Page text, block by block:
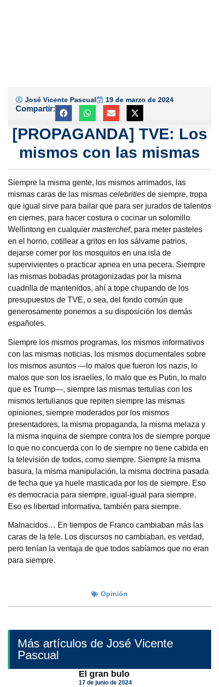
José Vicente Pascual 19 de marzo de 2024
Compartir:
[PROPAGANDA] TVE: Los
mismos con las mismas
Siempre la misma gente, los mismos arrimados, las
mismas caras de las mismas celebrities de siempre, tropa
que igual sirve para bailar que para ser jurados de talentos
en ciernes, para hacer costura o cocinar un solomillo
Wellintong en cualquier masterchef, para meter pasteles
en el horno, cotillear a gritos en los sálvame patrios,
dejarse comer por los mosquitos en una isla de
supervivientes o practicar apnea en una pecera. Siempre
las mismas bobadas protagonizadas por la misma
cuadrilla de mantenidos, ahí a tope chupando de los
presupuestos de TVE, o sea, del fondo común que
generosamente ponemos a su disposición los demás
españoles.
Siempre los mismos programas, los mismos informativos
con las mismas noticias, los mismos documentales sobre
los mismos asuntos —lo malos que fueron los nazis, lo
malos que son los israelíes, lo malo que es Putin, lo malo
que es Trump—, siempre las mismas tertulias con los
mismos tertulianos que repiten siempre las mismas
opiniones, siempre moderados por los mismos
presentadores, la misma propaganda, la misma melaza y
la misma inquina de siempre contra los de siempre porque
lo que no concuerda con lo de siempre no tiene cabida en
la televisión de todos, como siempre. Siempre la misma
basura, la misma manipulación, la misma doctrina pasada
de fecha que ya huele masticada por los de siempre. Eso
es democracia para siempre, igual-igual para siempre.
Eso es libertad informativa, también para siempre.
Malnacidos… En tiempos de Franco cambiaban más las
caras de la tele. Los discursos no cambiaban, es verdad,
pero tenían la ventaja de que todos sabíamos que no eran
para siempre.
Opinión
Más artículos de José Vicente
Pascual
El gran bulo
17 de junio de 2024